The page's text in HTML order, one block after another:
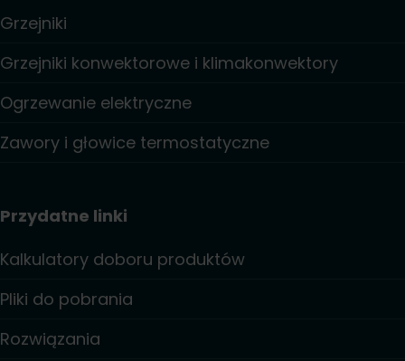
Grzejniki
Grzejniki konwektorowe i klimakonwektory
Ogrzewanie elektryczne
Zawory i głowice termostatyczne
Przydatne linki
Kalkulatory doboru produktów
Pliki do pobrania
Rozwiązania